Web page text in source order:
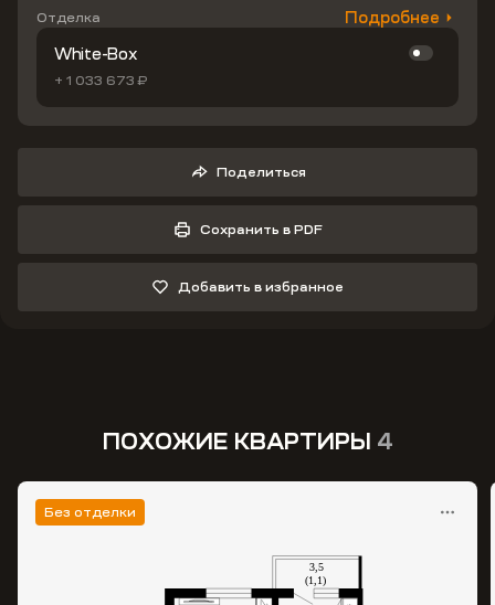
Отделка Подробнее
White-Box
+ 1 033 673 ₽
Поделиться
Сохранить в PDF
Добавить в избранное
ПОХОЖИЕ КВАРТИРЫ 4
Без отделки